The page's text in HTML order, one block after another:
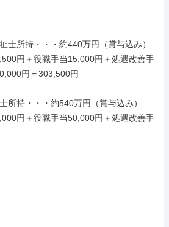
士所持・・・約440万円（賞与込み）
円＋役職手当15,000円＋処遇改善手
円＝303,500円
所持・・・約540万円（賞与込み）
円＋役職手当50,000円＋処遇改善手